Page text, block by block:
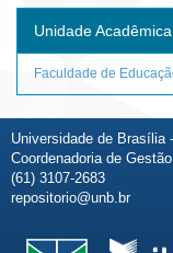
Unidade Acadêmica
Faculdade de
Universidade de Brasília
Coordenadoria de
(61) 3107-2683
repositorio@unb.br